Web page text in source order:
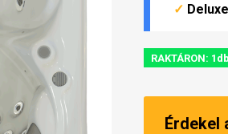
✓
RAKTÁRON: 1db
Érdekel